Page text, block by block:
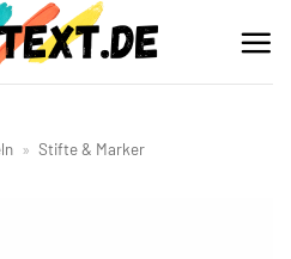
» Stifte & Marker